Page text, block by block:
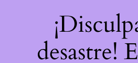
desastre!